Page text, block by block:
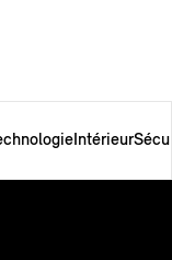
Intérieur